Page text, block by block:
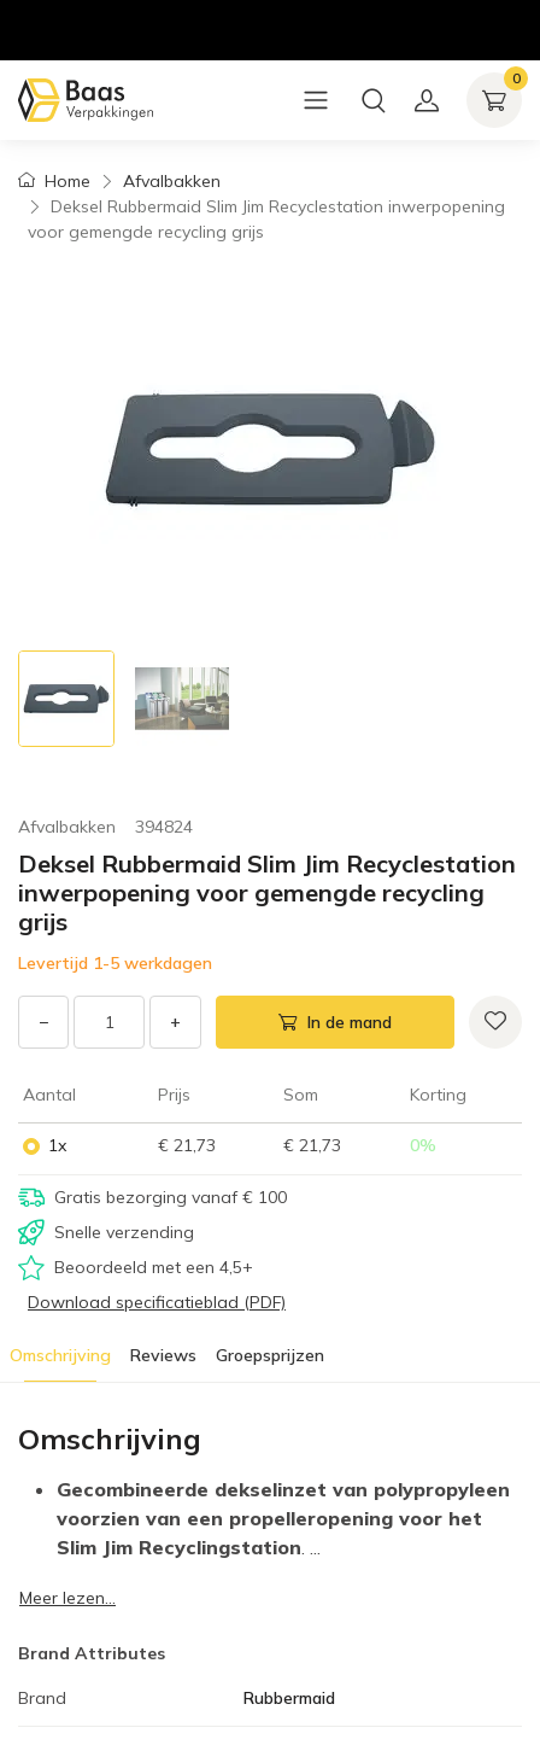
0
Home
Afvalbakken
Deksel Rubbermaid Slim Jim Recyclestation inwerpopening
voor gemengde recycling grijs
Afvalbakken 394824
Deksel Rubbermaid Slim Jim Recyclestation
inwerpopening voor gemengde recycling
grijs
Levertijd 1-5 werkdagen
− + In de mand
Aantal Prijs Som Korting
1x € 21,73 € 21,73 0%
Gratis bezorging vanaf € 100
Snelle verzending
Beoordeeld met een 4,5+
Download specificatieblad (PDF)
Omschrijving Reviews Groepsprijzen
Omschrijving
Gecombineerde dekselinzet van polypropyleen
voorzien van een propelleropening voor het
Slim Jim Recyclingstation. ...
Meer lezen...
Brand Attributes
Brand Rubbermaid